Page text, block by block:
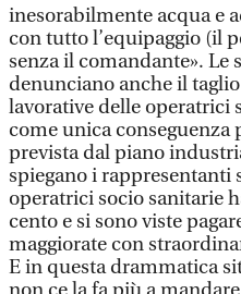
inesorabilmente acqua e
con tutto l’equipaggio (il
senza il comandante». Le
denunciano anche il
lavorative delle operatrici
come unica conseguenza
prevista dal piano
spiegano i rappresentanti
operatrici socio sanitarie
cento e si sono viste
maggiorate con
E in questa drammatica